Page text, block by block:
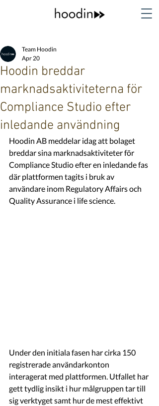
Hoodin breddar
marknadsaktiviteterna för
Compliance Studio efter
inledande användning
Team Hoodin
Apr 20
Hoodin AB meddelar idag att bolaget
breddar sina marknadsaktiviteter för
Compliance Studio efter en inledande fas
där plattformen tagits i bruk av
användare inom Regulatory Affairs och
Quality Assurance i life science.
Under den initiala fasen har cirka 150
registrerade användarkonton
interagerat med plattformen. Utfallet har
gett tydlig insikt i hur målgruppen tar till
sig verktyget samt hur de mest effektivt